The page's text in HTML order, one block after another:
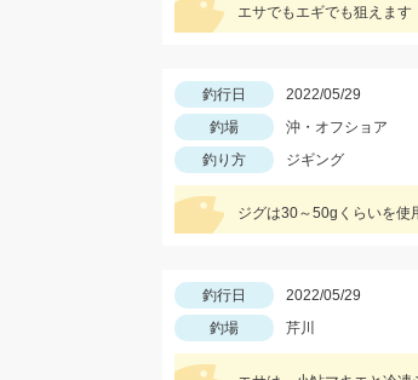
エサでもエギでも狙えます
釣行日 2022/05/29
釣場
沖・オフショア
釣り方
ジギング
ジグは30～50gくらいを使
釣行日 2022/05/29
釣場
芹川